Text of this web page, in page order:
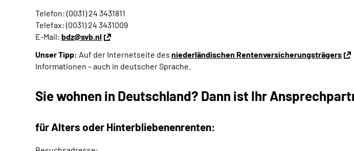
Telefon: (0031) 24 3431811
Telefax: (0031) 24 3431009
E-Mail: bdz@svb.nl
Unser Tipp: Auf der Internetseite des niederländischen Rentenversicherungsträgers
Informationen – auch in deutscher Sprache.
Sie wohnen in Deutschland? Dann ist Ihr
für Alters­ oder Hinterbliebenenrenten: